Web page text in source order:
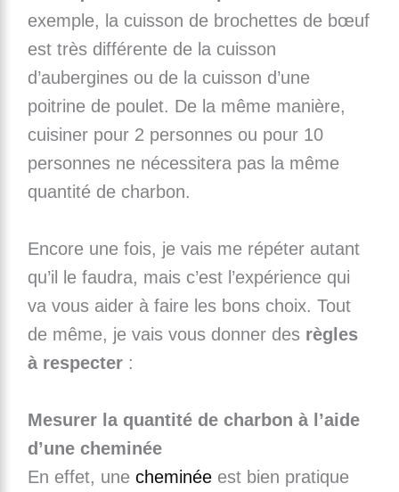
exemple, la cuisson de brochettes de bœuf
est très différente de la cuisson
d’aubergines ou de la cuisson d’une
poitrine de poulet. De la même manière,
cuisiner pour 2 personnes ou pour 10
personnes ne nécessitera pas la même
quantité de charbon.
Encore une fois, je vais me répéter autant
qu’il le faudra, mais c’est l’expérience qui
va vous aider à faire les bons choix. Tout
de même, je vais vous donner des règles
à respecter:
Mesurer la quantité de charbon à l’aide
d’une cheminée
En effet, une cheminéeest bien pratique